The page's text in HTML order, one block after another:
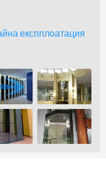
експплоатация